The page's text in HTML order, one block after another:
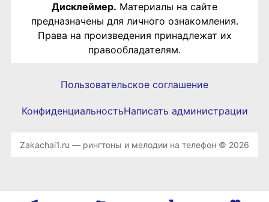
Дисклеймер. Материалы на сайте
предназначены для личного ознакомления.
Права на произведения принадлежат их
правообладателям.
Пользовательское соглашение
КонфиденциальностьНаписать администрации
Zakachai1.ru — рингтоны и мелодии на телефон © 2026